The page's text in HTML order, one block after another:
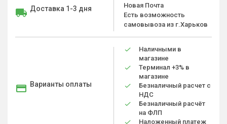
Доставка 1-3 дня
Новая Почта
Есть возможность
самовывоза из г.Харьков
Варианты оплаты
Наличными в
магазине
Терминал +3% в
магазине
Безналичный расчет с
НДС
Безналичный расчёт
на ФЛП
Наложенный платеж